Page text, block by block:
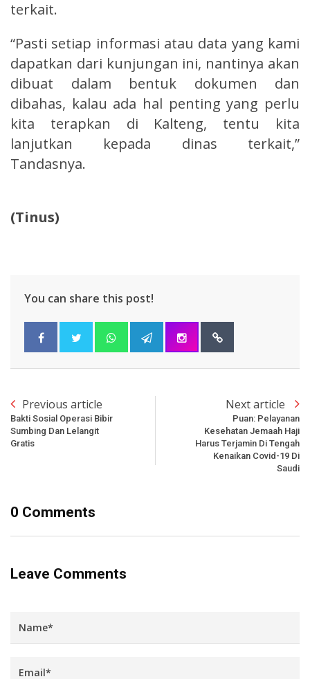
terkait.
“Pasti setiap informasi atau data yang kami
dapatkan dari kunjungan ini, nantinya akan
dibuat dalam bentuk dokumen dan
dibahas, kalau ada hal penting yang perlu
kita terapkan di Kalteng, tentu kita
lanjutkan kepada dinas terkait,”
Tandasnya.
(Tinus)
You can share this post!
Previous article
Bakti Sosial Operasi Bibir
Sumbing Dan Lelangit
Gratis
Next article
Puan: Pelayanan
Kesehatan Jemaah Haji
Harus Terjamin Di Tengah
Kenaikan Covid-19 Di
Saudi
0 Comments
Leave Comments